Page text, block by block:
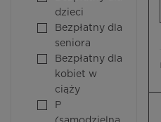
dzieci
Bezpłatny dla
seniora
Bezpłatny dla
kobiet w
ciąży
P